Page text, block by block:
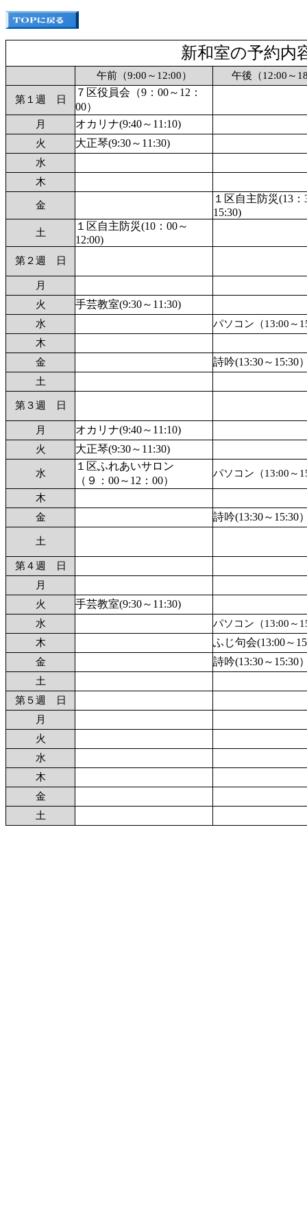
新和室の予約内
午前（9:00～12:00） 午後（12:00～
第１週 日
７区役員会（9：00～12：
00）
月 オカリナ(9:40～11:10)
火 大正琴(9:30～11:30)
水
木
金
１区自主防災(13：
15:30)
土
１区自主防災(10：00～
12:00)
第２週 日
月
火
手芸教室(9:30～11:30)
水
パソコン（13:00～
木
金
詩吟(13:30～15:30
土
第３週 日
月 オカリナ(9:40～11:10)
火 大正琴(9:30～11:30)
水
１区ふれあいサロン
（９：00～12：00）
パソコン（13:00～
木
金
詩吟(13:30～15:30
土
第４週 日
月
火
手芸教室(9:30～11:30)
水
パソコン（13:00～
木
ふじ句会(13:00～
金 詩吟(13:30～15:30
土
第５週 日
月
火
水
木
金
土